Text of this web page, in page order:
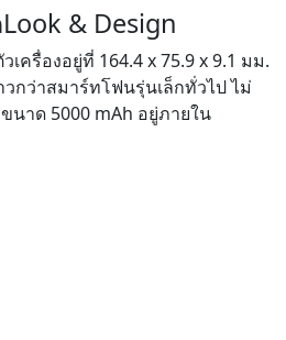
Look & Design
เครื่องอยู่ที่ 164.4 x 75.9 x 9.1 มม.
กว่าสมาร์ทโฟนรุ่นเล็กทั่วไป ไม่
าด 5000 mAh อยู่ภายใน